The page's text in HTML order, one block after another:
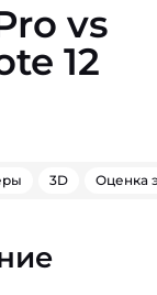
vs
12
3D Оценка